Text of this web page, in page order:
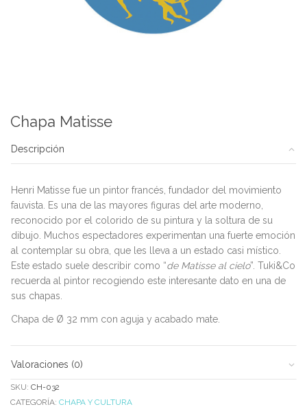
Chapa Matisse
Descripción
Henri Matisse fue un pintor francés, fundador del movimiento
fauvista. Es una de las mayores figuras del arte moderno,
reconocido por el colorido de su pintura y la soltura de su
dibujo. Muchos espectadores experimentan una fuerte emoción
al contemplar su obra, que les lleva a un estado casi místico.
Este estado suele describir como “de Matisse al cielo”. Tuki&Co
recuerda al pintor recogiendo este interesante dato en una de
sus chapas.
Chapa de Ø 32 mm con aguja y acabado mate.
Valoraciones (0)
SKU: CH-032
CATEGORÍA: CHAPA Y CULTURA